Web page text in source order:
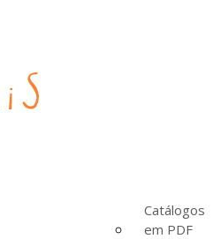
Catálogos
em PDF